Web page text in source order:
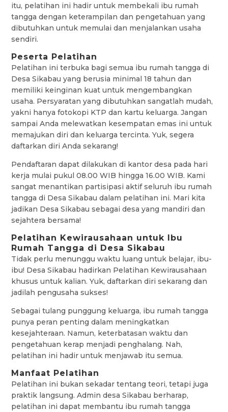
itu, pelatihan ini hadir untuk membekali ibu rumah
tangga dengan keterampilan dan pengetahuan yang
dibutuhkan untuk memulai dan menjalankan usaha
sendiri.
Peserta Pelatihan
Pelatihan ini terbuka bagi semua ibu rumah tangga di
Desa Sikabau yang berusia minimal 18 tahun dan
memiliki keinginan kuat untuk mengembangkan
usaha. Persyaratan yang dibutuhkan sangatlah mudah,
yakni hanya fotokopi KTP dan kartu keluarga. Jangan
sampai Anda melewatkan kesempatan emas ini untuk
memajukan diri dan keluarga tercinta. Yuk, segera
daftarkan diri Anda sekarang!
Pendaftaran dapat dilakukan di kantor desa pada hari
kerja mulai pukul 08.00 WIB hingga 16.00 WIB. Kami
sangat menantikan partisipasi aktif seluruh ibu rumah
tangga di Desa Sikabau dalam pelatihan ini. Mari kita
jadikan Desa Sikabau sebagai desa yang mandiri dan
sejahtera bersama!
Pelatihan Kewirausahaan untuk Ibu
Rumah Tangga di Desa Sikabau
Tidak perlu menunggu waktu luang untuk belajar, ibu-
ibu! Desa Sikabau hadirkan Pelatihan Kewirausahaan
khusus untuk kalian. Yuk, daftarkan diri sekarang dan
jadilah pengusaha sukses!
Sebagai tulang punggung keluarga, ibu rumah tangga
punya peran penting dalam meningkatkan
kesejahteraan. Namun, keterbatasan waktu dan
pengetahuan kerap menjadi penghalang. Nah,
pelatihan ini hadir untuk menjawab itu semua.
Manfaat Pelatihan
Pelatihan ini bukan sekadar tentang teori, tetapi juga
praktik langsung. Admin desa Sikabau berharap,
pelatihan ini dapat membantu ibu rumah tangga